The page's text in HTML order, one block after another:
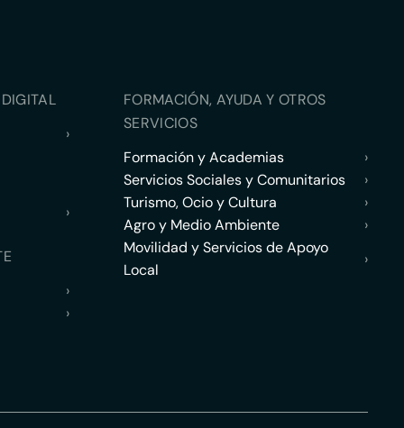
›
›
›
›
FORMACIÓN, AYUDA Y OTROS
SERVICIOS
Formación y Academias
›
Servicios Sociales y Comunitarios
›
Turismo, Ocio y Cultura
›
Agro y Medio Ambiente
›
Movilidad y Servicios de Apoyo
Local
›